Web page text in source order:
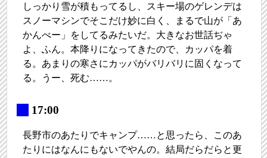
しっかり雪が積もってるし、スキー場のゲレンデは
スノーマシンでそこだけ妙に白く、まるで山が「あ
かんべー」をしてるみたいだ。大きなお世話ぢゃ
よ、ふん。本降りになってきたので、カッパを着
る。あまりの寒さにカッパがバリバリに固くなって
る。うー、死む……。
17:00
長野市のあたりでキャンプ……と思ったら、このあ
たりにはなんにもないでやんの。結局だらだらと更